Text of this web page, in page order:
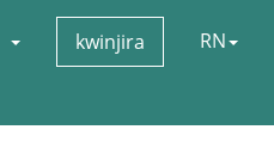
kwinjira RN